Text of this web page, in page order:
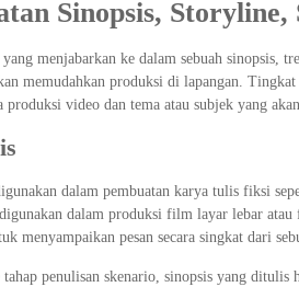
Sinopsis,
menjabarkan ke dalam sebuah sinopsis,
memudahkan produksi di lapangan.
produksi video dan tema atau subjek yang
dalam pembuatan karya tulis fiksi
dalam produksi film layar lebar
menyampaikan pesan secara singkat dari
tahap penulisan skenario, sinopsis yang